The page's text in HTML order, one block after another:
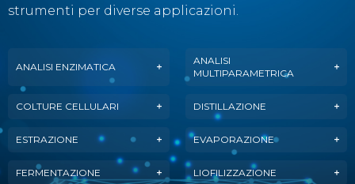
strumenti per diverse applicazioni.
ANALISI ENZIMATICA
ANALISI
MULTIPARAMETRICA
COLTURE CELLULARI DISTILLAZIONE
ESTRAZIONE EVAPORAZIONE
FERMENTAZIONE LIOFILIZZAZIONE